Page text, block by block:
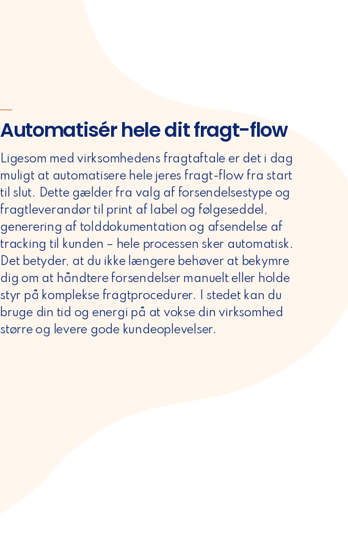
Automatisér hele dit fragt-flow
Ligesom med virksomhedens fragtaftale er det i dag
muligt at automatisere hele jeres fragt-flow fra start
til slut. Dette gælder fra valg af forsendelsestype og
fragtleverandør til print af label og følgeseddel,
generering af tolddokumentation og afsendelse af
tracking til kunden – hele processen sker automatisk.
Det betyder, at du ikke længere behøver at bekymre
dig om at håndtere forsendelser manuelt eller holde
styr på komplekse fragtprocedurer. I stedet kan du
bruge din tid og energi på at vokse din virksomhed
større og levere gode kundeoplevelser.